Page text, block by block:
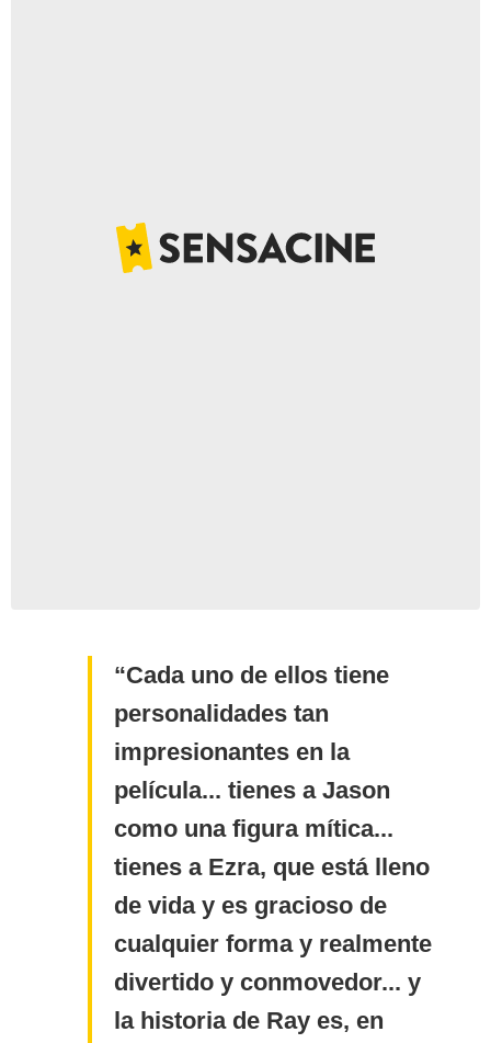
Cada uno de ellos tiene
personalidades tan
impresionantes en la
película... tienes a Jason
como una figura mítica...
tienes a Ezra, que está lleno
de vida y es gracioso de
cualquier forma y realmente
divertido y conmovedor... y
la historia de Ray es, en